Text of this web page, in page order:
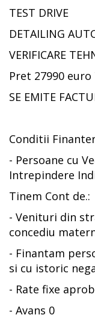
TEST DRIVE
DETAILING
VERIFICARE
Pret 27990
SE EMITE
Conditii
- Persoane cu
Intrepindere
Tinem Cont de.:
- Venituri din
concediu
- Finantam
si cu istoric
- Rate fixe
- Avans 0